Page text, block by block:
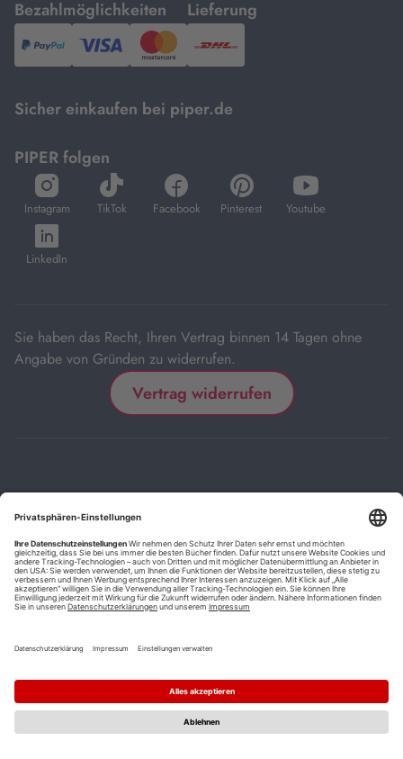
Bezahlmöglichkeiten
mit
PayPal,Visa
und
Lieferung
mit
DHL.
Sicher einkaufen bei piper.de
PIPER folgen
Instagram
öffnet
in
neuem
Tab
TikTok
öffnet
in
Facebook
öffnet
in
Pinterest
öffnet
in
Youtube
öffnet
in
LinkedIn
öffnet
in
Sie haben das Recht, Ihren Vertrag binnen 14 Tagen ohne
Angabe von Gründen zu widerrufen.
Vertrag widerrufen
BarrierefreiheitserklärungCookie-Einstellungen
*
Die mit Sternchen (*) gekennzeichneten Links sind Affiliate-Links.
Wenn Sie auf einen solchen Link klicken und auf der Zielseite etwas
kaufen, bekommen wir vom betreffenden Anbieter oder Online-Shop
Kauf oder Preis.
Mehrwertsteuer.
Versand innerhalb Deutschlands versandkostenfrei ab 9,00 €
Bestellwert.
2
Vorbestellung ab 30 Tage vor Erscheinungstermin möglich.